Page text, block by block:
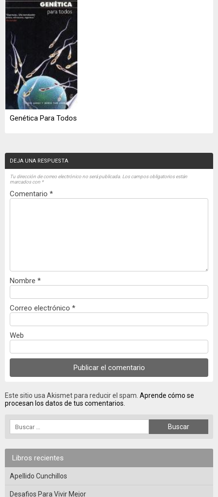
Genética Para Todos
DEJA UNA RESPUESTA
Tu dirección de correo electrónico no será publicada. Los campos obligatorios están
marcados con *
Comentario *
Nombre *
Correo electrónico *
Web
Este sitio usa Akismet para reducir el spam. Aprende cómo se
procesan los datos de tus comentarios.
Libros recientes
Apellido Cunchillos
Desafios Para Vivir Mejor